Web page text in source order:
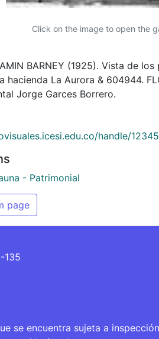
Click on the image to open the
BARNEY (1925). Vista de
hacienda La Aurora & 604944.
Jorge Garces Borrero.
handle/
- Patrimonial
page
135
se encuentra sujeta a